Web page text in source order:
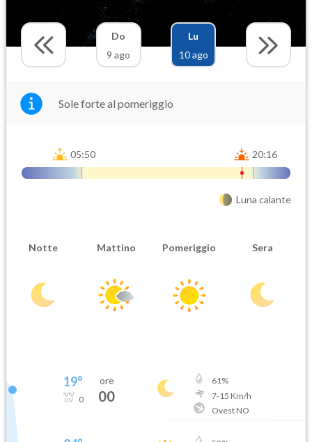
Do
9 ago
Lu
10 ago
Sole forte al pomeriggio
05:50 20:16
Luna calante
Notte Mattino Pomeriggio Sera
19°
0
ore
00
61%
7-15 Km/h
Ovest NO